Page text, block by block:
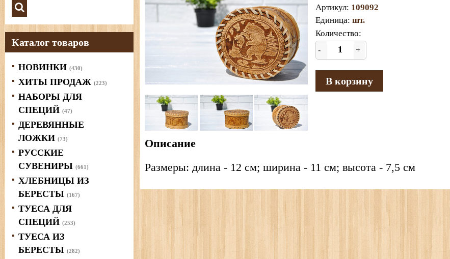
Артикул: 109092
Единица: шт.
Количество:
- +
В корзину
Описание
Размеры: длина - 12 см; ширина - 11 см; высота - 7,5 см
Каталог товаров
НОВИНКИ (430)
ХИТЫ ПРОДАЖ (223)
НАБОРЫ ДЛЯ
СПЕЦИЙ (47)
ДЕРЕВЯННЫЕ
ЛОЖКИ (73)
РУССКИЕ
СУВЕНИРЫ (661)
ХЛЕБНИЦЫ ИЗ
БЕРЕСТЫ (167)
ТУЕСА ДЛЯ
СПЕЦИЙ (253)
ТУЕСА ИЗ
БЕРЕСТЫ (282)